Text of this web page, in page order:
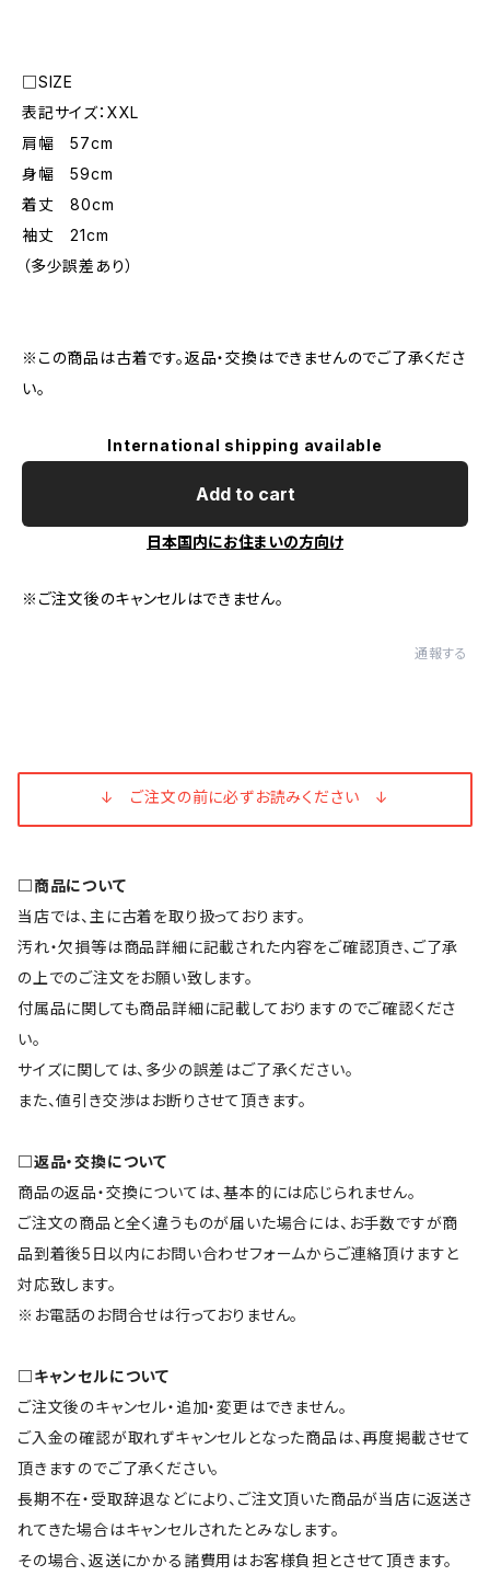
□SIZE
表記サイズ：XXL
肩幅 57cm
身幅 59cm
着丈 80cm
袖丈 21cm
（多少誤差あり）
※この商品は古着です。返品・交換はできませんのでご了承くださ
い。
International shipping available
Add to cart
日本国内にお住まいの方向け
※ご注文後のキャンセルはできません。
通報する
↓ ご注文の前に必ずお読みください ↓
□商品について
当店では、主に古着を取り扱っております。
汚れ・欠損等は商品詳細に記載された内容をご確認頂き、ご了承
の上でのご注文をお願い致します。
付属品に関しても商品詳細に記載しておりますのでご確認くださ
い。
サイズに関しては、多少の誤差はご了承ください。
また、値引き交渉はお断りさせて頂きます。
□返品・交換について
商品の返品・交換については、基本的には応じられません。
ご注文の商品と全く違うものが届いた場合には、お手数ですが商
品到着後5日以内にお問い合わせフォームからご連絡頂けますと
対応致します。
※お電話のお問合せは行っておりません。
□キャンセルについて
ご注文後のキャンセル・追加・変更はできません。
ご入金の確認が取れずキャンセルとなった商品は、再度掲載させて
頂きますのでご了承ください。
長期不在・受取辞退などにより、ご注文頂いた商品が当店に返送さ
れてきた場合はキャンセルされたとみなします。
その場合、返送にかかる諸費用はお客様負担とさせて頂きます。